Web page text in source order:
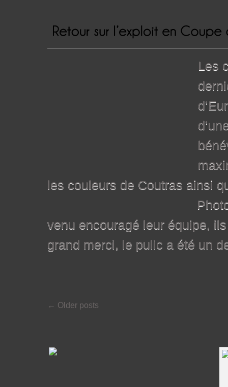
Les
les couleurs de Coutras
Photo d’une
venu encouragé leur équipe,
grand merci, le pulic a été un
← Older posts